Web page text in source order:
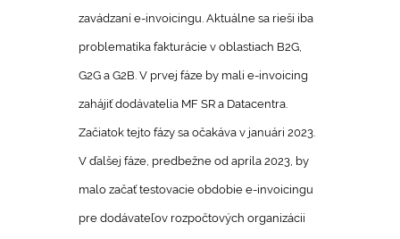
zavádzaní e-invoicingu. Aktuálne sa rieši iba
problematika fakturácie v oblastiach B2G,
G2G a G2B. V prvej fáze by mali e-invoicing
zahájiť dodávatelia MF SR a Datacentra.
Začiatok tejto fázy sa očakáva v januári 2023.
V ďalšej fáze, predbežne od apríla 2023, by
malo začať testovacie obdobie e-invoicingu
pre dodávateľov rozpočtových organizácii